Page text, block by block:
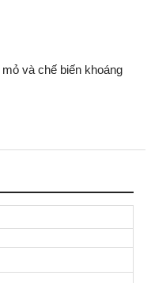
và chế biến khoáng